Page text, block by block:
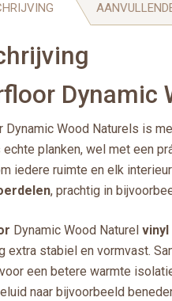
Dynamic
Dynamic Wood Naturels is
echte planken, wel met een
iedere ruimte en elk
, prachtig in
Dynamic Wood Naturel vinyl
extra stabiel en vormvast.
een betere warmte
naar bijvoorbeeld